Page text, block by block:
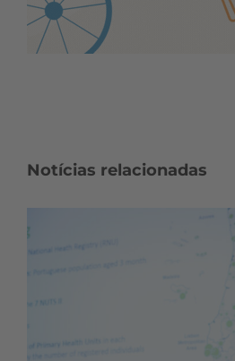
Notícias relacionadas